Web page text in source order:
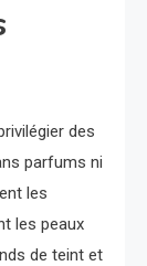
des
parfums ni
les
les peaux
de teint et